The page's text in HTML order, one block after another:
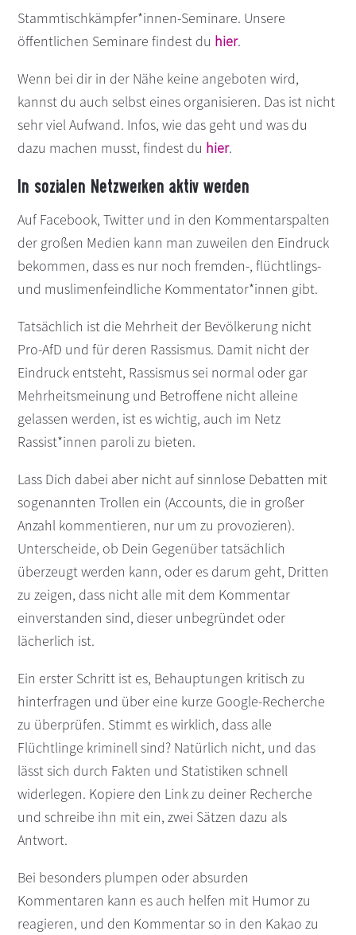
Stammtischkämpfer*innen-Seminare. Unsere
öffentlichen Seminare findest du hier.
Wenn bei dir in der Nähe keine angeboten wird,
kannst du auch selbst eines organisieren. Das ist nicht
sehr viel Aufwand. Infos, wie das geht und was du
dazu machen musst, findest du hier.
In sozialen Netzwerken aktiv werden
Auf Facebook, Twitter und in den Kommentarspalten
der großen Medien kann man zuweilen den Eindruck
bekommen, dass es nur noch fremden-, flüchtlings-
und muslimenfeindliche Kommentator*innen gibt.
Tatsächlich ist die Mehrheit der Bevölkerung nicht
Pro-AfD und für deren Rassismus. Damit nicht der
Eindruck entsteht, Rassismus sei normal oder gar
Mehrheitsmeinung und Betroffene nicht alleine
gelassen werden, ist es wichtig, auch im Netz
Rassist*innen paroli zu bieten.
Lass Dich dabei aber nicht auf sinnlose Debatten mit
sogenannten Trollen ein (Accounts, die in großer
Anzahl kommentieren, nur um zu provozieren).
Unterscheide, ob Dein Gegenüber tatsächlich
überzeugt werden kann, oder es darum geht, Dritten
zu zeigen, dass nicht alle mit dem Kommentar
einverstanden sind, dieser unbegründet oder
lächerlich ist.
Ein erster Schritt ist es, Behauptungen kritisch zu
hinterfragen und über eine kurze Google-Recherche
zu überprüfen. Stimmt es wirklich, dass alle
Flüchtlinge kriminell sind? Natürlich nicht, und das
lässt sich durch Fakten und Statistiken schnell
widerlegen. Kopiere den Link zu deiner Recherche
und schreibe ihn mit ein, zwei Sätzen dazu als
Antwort.
Bei besonders plumpen oder absurden
Kommentaren kann es auch helfen mit Humor zu
reagieren, und den Kommentar so in den Kakao zu